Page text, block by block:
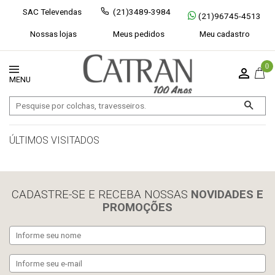
SAC Televendas (21)3489-3984
(21)96745-4513
Nossas lojas
Meus pedidos Meu cadastro
0
Exibir todos Fechar [×]
ÚLTIMOS VISITADOS
CADASTRE-SE E RECEBA NOSSAS NOVIDADES E
PROMOÇÕES